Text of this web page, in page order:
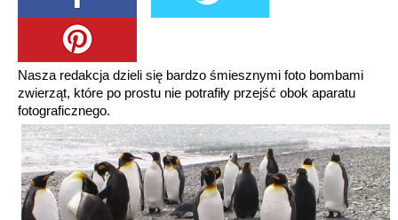
Nasza redakcja dzieli się bardzo śmiesznymi foto bombami
zwierząt, które po prostu nie potrafiły przejść obok aparatu
fotograficznego.